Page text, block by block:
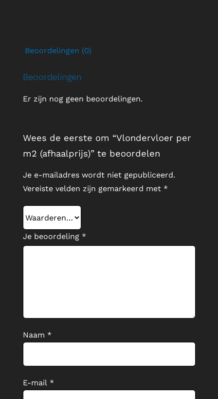
Beoordelingen (0)
Beoordelingen
Er zijn nog geen beoordelingen.
Wees de eerste om “Vlondervloer per
m2 (afhaalprijs)” te beoordelen
Je e-mailadres wordt niet gepubliceerd.
Vereiste velden zijn gemarkeerd met *
Je beoordeling *
Naam *
E-mail *